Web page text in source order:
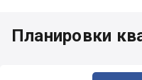
Планировки